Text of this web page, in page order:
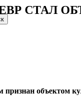
СТАЛ
объектом